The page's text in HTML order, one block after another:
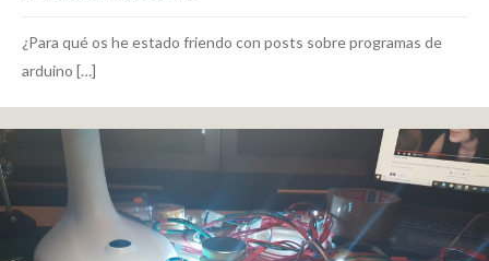
¿Para qué os he estado friendo con posts sobre programas de
arduino […]